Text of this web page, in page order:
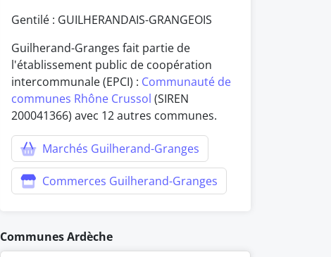
Gentilé : GUILHERANDAIS-GRANGEOIS
Guilherand-Granges fait partie de
l'établissement public de coopération
intercommunale (EPCI) : Communauté de
communes Rhône Crussol (SIREN
200041366) avec 12 autres communes.
Marchés Guilherand-Granges
Commerces Guilherand-Granges
Communes Ardèche